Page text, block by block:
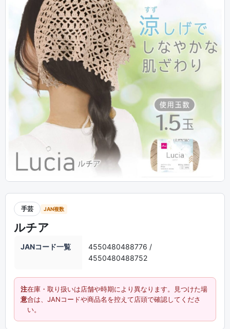
手芸 JAN複数
ルチア
JANコード一覧
4550480488776 /
4550480488752
注
意
在庫・取り扱いは店舗や時期により異なります。見つけた場
合は、JANコードや商品名を控えて店頭で確認してくださ
い。